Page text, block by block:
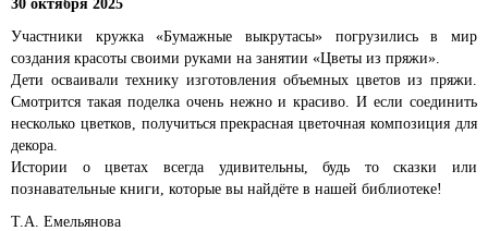
30 октября 2025
Участники кружка «Бумажные выкрутасы» погрузились в мир
создания красоты своими руками на занятии «Цветы из пряжи».
Дети осваивали технику изготовления объемных цветов из пряжи.
Смотрится такая поделка очень нежно и красиво. И если соединить
несколько цветков, получиться прекрасная цветочная композиция для
декора.
Истории о цветах всегда удивительны, будь то сказки или
познавательные книги, которые вы найдёте в нашей библиотеке!
Т.А. Емельянова